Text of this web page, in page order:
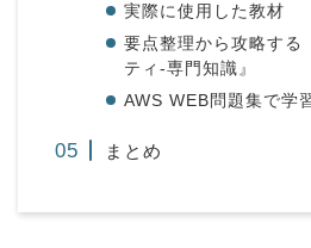
実際に使用した教材
要点整理から攻略する
ティ-専門知識』
AWS WEB問題集で学
まとめ